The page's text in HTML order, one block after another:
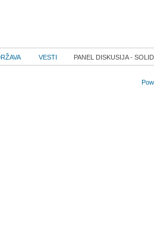
VESTI PANEL DISKUSIJA -